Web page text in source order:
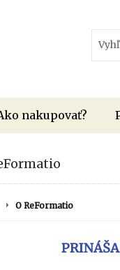
nakupovať?
O ReFormatio